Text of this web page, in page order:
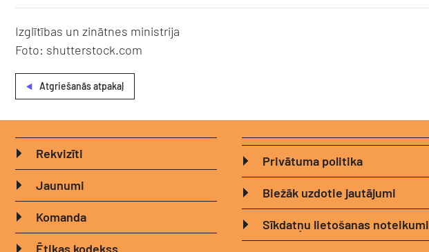
Izglītības un zinātnes ministrija
Foto: shutterstock.com
Atgriešanās atpakaļ
Rekvizīti
Jaunumi
Komanda
Ētikas kodekss
Privātuma politika
Biežāk uzdotie jautājumi
Sīkdatņu lietošanas noteikumi